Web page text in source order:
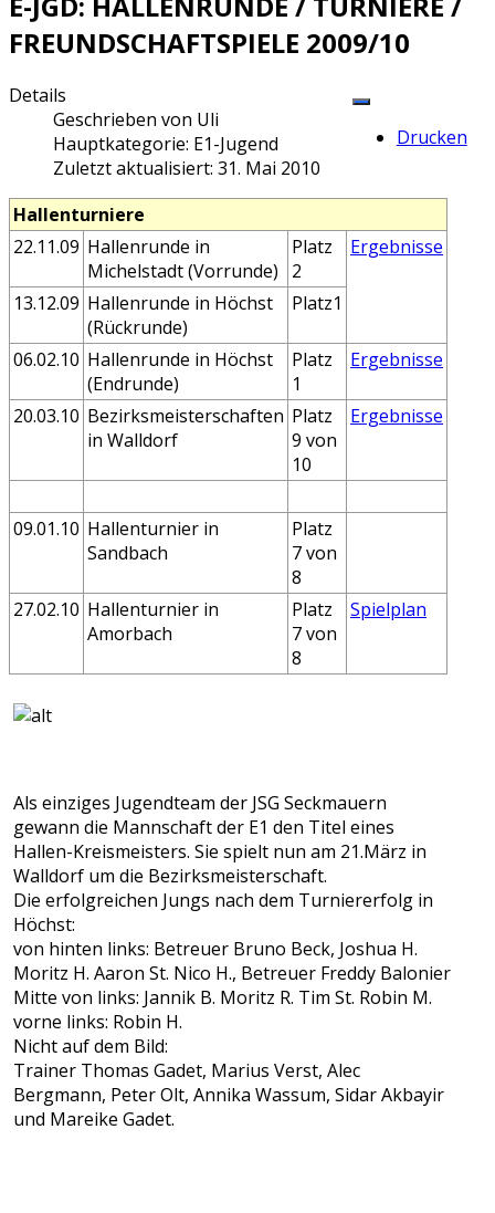
FREUNDSCHAFTSPIELE 2009/10
Drucken
Details
Geschrieben von Uli
Hauptkategorie: E1-Jugend
Zuletzt aktualisiert: 31. Mai 2010
Hallenturniere
22.11.09 Hallenrunde in
Michelstadt (Vorrunde)
Platz
2
Ergebnisse
13.12.09 Hallenrunde in Höchst
(Rückrunde)
Platz1
06.02.10 Hallenrunde in Höchst
(Endrunde)
Platz
1
Ergebnisse
20.03.10 Bezirksmeisterschaften
in Walldorf
Platz
9 von
10
Ergebnisse
09.01.10 Hallenturnier in
Sandbach
Platz
7 von
8
27.02.10 Hallenturnier in
Amorbach
Platz
7 von
8
Spielplan
Als einziges Jugendteam der JSG Seckmauern
gewann die Mannschaft der E1 den Titel eines
Hallen-Kreismeisters. Sie spielt nun am 21.März in
Walldorf um die Bezirksmeisterschaft.
Die erfolgreichen Jungs nach dem Turniererfolg in
Höchst:
von hinten links: Betreuer Bruno Beck, Joshua H.
Moritz H. Aaron St. Nico H., Betreuer Freddy Balonier
Mitte von links: Jannik B. Moritz R. Tim St. Robin M.
vorne links: Robin H.
Nicht auf dem Bild:
Trainer Thomas Gadet, Marius Verst, Alec
Bergmann, Peter Olt, Annika Wassum, Sidar Akbayir
und Mareike Gadet.